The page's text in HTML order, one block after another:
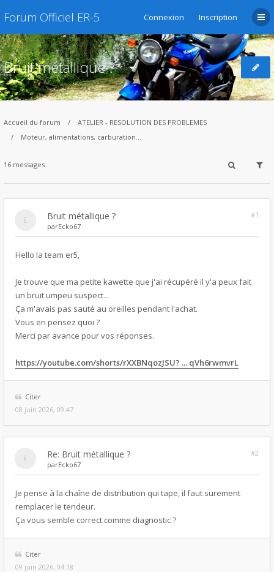
Forum Officiel ER-5 Connexion Inscription
Bruit métallique ?
Accueil du forum
ATELIER - RESOLUTION DES PROBLEMES
Moteur, alimentations, carburation...
16 messages
Bruit métallique ?
#1
parEcko67
Hello la team er5,
Je trouve que ma petite kawette que j'ai récupéré il y'a peux fait
un bruit umpeu suspect...
Ça m'avais pas sauté au oreilles pendant l'achat.
Vous en pensez quoi ?
Merci par avance pour vos réponses.
https://youtube.com/shorts/rXXBNqozJSU? ... qVh6rwmvrL
Citer
08 juin 2026, 09:47
Re: Bruit métallique ?
#2
parEcko67
Je pense à la chaîne de distribution qui tape, il faut surement
remplacer le tendeur.
Ça vous semble correct comme diagnostic ?
Citer
09 juin 2026, 04:18